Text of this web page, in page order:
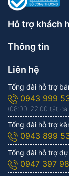
Hỗ trợ khách
Thông tin
Liên hệ
Tổng đài hỗ trợ
0943 999
(08:00-22:00 tất cả
Tổng đài hỗ trợ
0943 899
Tổng đài hỗ trợ
0947 397